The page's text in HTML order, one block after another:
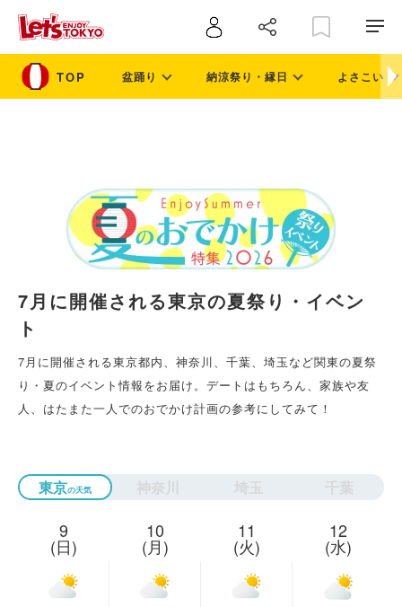
盆踊り 納涼祭り・縁日 よさこい
7月に開催される東京の夏祭り・イベン
ト
7月に開催される東京都内、神奈川、千葉、埼玉など関東の夏祭
り・夏のイベント情報をお届け。デートはもちろん、家族や友
人、はたまた一人でのおでかけ計画の参考にしてみて！
東京 神奈川 埼玉 千葉
9
(日)
10
(月)
11
(火)
12
(水)